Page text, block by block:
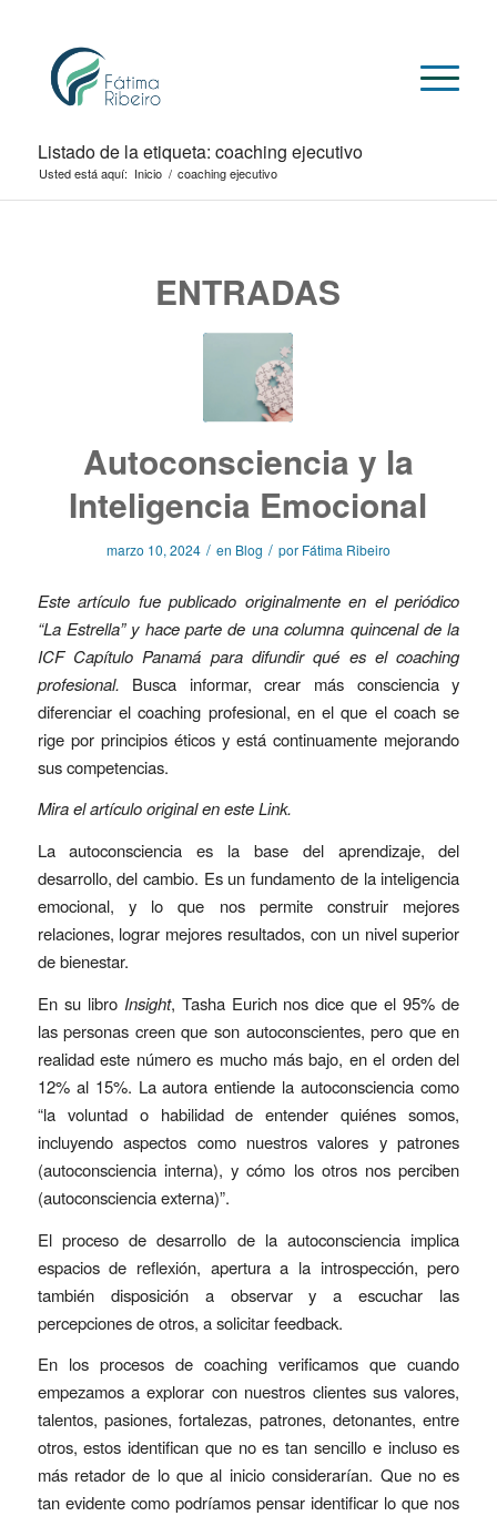
Listado de la etiqueta: coaching ejecutivo
Usted está aquí: Inicio / coaching ejecutivo
ENTRADAS
Autoconsciencia y la
Inteligencia Emocional
marzo 10, 2024 / en Blog / por Fátima Ribeiro
Este artículo fue publicado originalmente en el periódico
“La Estrella” y hace parte de una columna quincenal de la
ICF Capítulo Panamá para difundir qué es el coaching
profesional. Busca informar, crear más consciencia y
diferenciar el coaching profesional, en el que el coach se
rige por principios éticos y está continuamente mejorando
sus competencias.
Mira el artículo original en esteLink.
La autoconsciencia es la base del aprendizaje, del
desarrollo, del cambio. Es un fundamento de la inteligencia
emocional, y lo que nos permite construir mejores
relaciones, lograr mejores resultados, con un nivel superior
de bienestar.
En su libro Insight, Tasha Eurich nos dice que el 95% de
las personas creen que son autoconscientes, pero que en
realidad este número es mucho más bajo, en el orden del
12% al 15%. La autora entiende la autoconsciencia como
“la voluntad o habilidad de entender quiénes somos,
incluyendo aspectos como nuestros valores y patrones
(autoconsciencia interna), y cómo los otros nos perciben
(autoconsciencia externa)”.
El proceso de desarrollo de la autoconsciencia implica
espacios de reflexión, apertura a la introspección, pero
también disposición a observar y a escuchar las
percepciones de otros, a solicitar feedback.
En los procesos de coaching verificamos que cuando
empezamos a explorar con nuestros clientes sus valores,
talentos, pasiones, fortalezas, patrones, detonantes, entre
otros, estos identifican que no es tan sencillo e incluso es
más retador de lo que al inicio considerarían. Que no es
tan evidente como podríamos pensar identificar lo que nos